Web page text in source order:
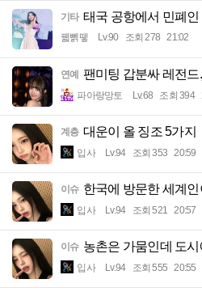
기타 태국 공항에서 민폐
꿻뻵뗗 Lv.90 조회 278 21:02
연예 팬미팅 갑분싸 레전드
파아랑망토 Lv.68 조회 394
계층 대운이 올 징조 5가지
입사 Lv.94 조회 353 20:59
이슈 한국에 방문한 세계
입사 Lv.94 조회 521 20:57
이슈 농촌은 가뭄인데 도시
입사 Lv.94 조회 555 20:55